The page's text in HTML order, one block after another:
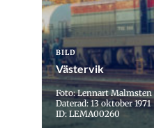
BILD
Västervik
Foto: Lennart Malmsten
Daterad: 13 oktober 1971
ID: LEMA00260